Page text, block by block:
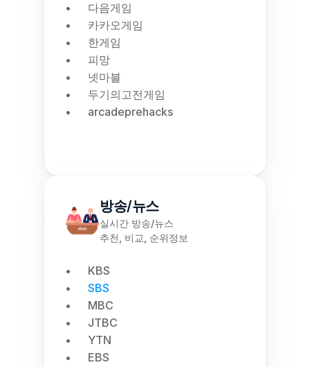
다음게임
카카오게임
한게임
피망
넷마블
두기의고전게임
arcadeprehacks
방송/뉴스
실시간 방송/뉴스
추천, 비교, 순위정보
KBS
SBS
MBC
JTBC
YTN
EBS